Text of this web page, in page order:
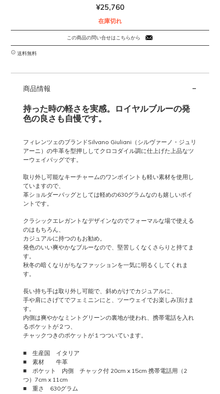
¥25,760
在庫切れ
この商品の問い合せはこちらから
送料無料
商品情報 -
持った時の軽さを実感。ロイヤルブルーの発
色の良さも自慢です。
フィレンツェのブランドSilvano Giuliani（シルヴァーノ・ジュリ
アーニ）の牛革を型押ししてクロコダイル調に仕上げた上品なツ
ーウェイバッグです。
取り外し可能なキーチャームのワンポイントも軽い素材を使用し
ていますので、
革ショルダーバッグとしては軽めの630グラムなのも嬉しいポイ
ントです。
クラシックエレガントなデザインなのでフォーマルな場で使える
のはもちろん、
カジュアルに持つのもお勧め。
発色のいい爽やかなブルーなので、堅苦しくなくさらりと持てま
す。
秋冬の暗くなりがちなファッションを一気に明るくしてくれま
す。
長い持ち手は取り外し可能で、斜めがけでカジュアルに、
手や肩にさげてでフェミニンにと、ツーウェイでお楽しみ頂けま
す。
内側は爽やかなミントグリーンの裏地が使われ、携帯電話を入れ
るポケットが２つ、
チャックつきのポケットが１つついています。
■ 生産国 イタリア
■ 素材 牛革
■ ポケット 内側 チャック付 20cm x 15cm 携帯電話用（2
つ）7cm x 11cm
■ 重さ 630グラム